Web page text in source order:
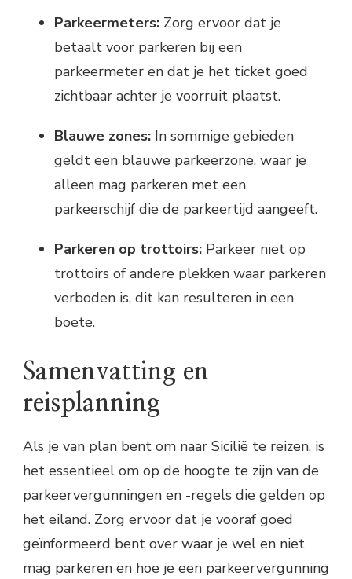
Parkeermeters: Zorg ervoor dat je
betaalt voor parkeren bij een
parkeermeter en dat je het ticket goed
zichtbaar achter je voorruit plaatst.
Blauwe zones: In sommige gebieden
geldt een blauwe parkeerzone, waar je
alleen mag parkeren met een
parkeerschijf die de parkeertijd aangeeft.
Parkeren op trottoirs: Parkeer niet op
trottoirs of andere plekken waar parkeren
verboden is, dit kan resulteren in een
boete.
Samenvatting en
reisplanning
Als je van plan bent om naar Sicilië te reizen, is
het essentieel om op de hoogte te zijn van de
parkeervergunningen en -regels die gelden op
het eiland. Zorg ervoor dat je vooraf goed
geïnformeerd bent over waar je wel en niet
mag parkeren en hoe je een parkeervergunning